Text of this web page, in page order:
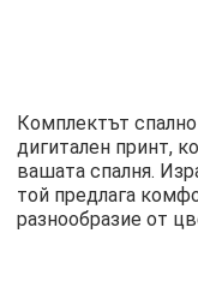
Комплектът
дигитален принт,
вашата спалня.
той предлага
разнообразие от